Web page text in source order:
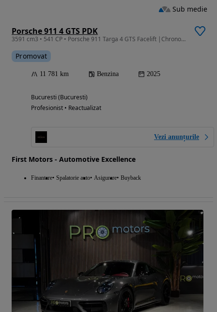
Porsche 911 4 GTS PDK
3591 cm3 • 541 CP • Porsche 911 Targa 4 GTS Facelift |Chrono| Matrix|LIFT|NIGHT VISION|ACC
Promovat
11 781 km Benzina 2025
Bucuresti (Bucuresti)
Profesionist • Reactualizat
Vezi anunțurile
First Motors - Automotive Excellence
Finantare Spalatorie auto Asigurare Buyback
Sub medie